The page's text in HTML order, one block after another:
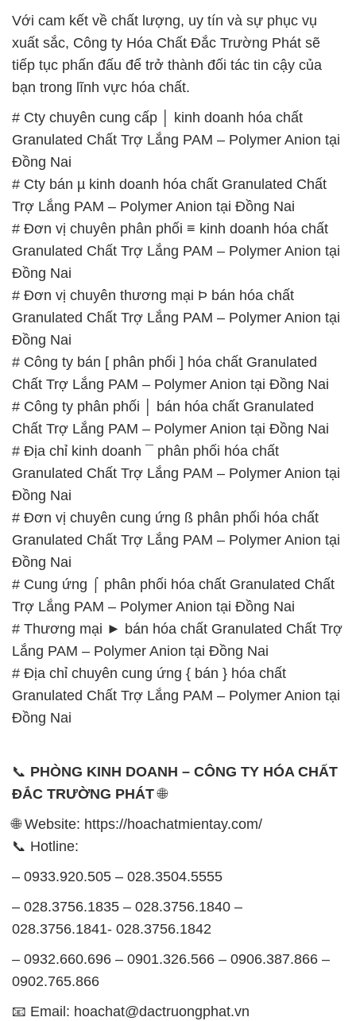
Với cam kết về chất lượng, uy tín và sự phục vụ
xuất sắc, Công ty Hóa Chất Đắc Trường Phát sẽ
tiếp tục phấn đấu để trở thành đối tác tin cậy của
bạn trong lĩnh vực hóa chất.
# Cty chuyên cung cấp │ kinh doanh hóa chất
Granulated Chất Trợ Lắng PAM – Polymer Anion tại
Đồng Nai
# Cty bán µ kinh doanh hóa chất Granulated Chất
Trợ Lắng PAM – Polymer Anion tại Đồng Nai
# Đơn vị chuyên phân phối ≡ kinh doanh hóa chất
Granulated Chất Trợ Lắng PAM – Polymer Anion tại
Đồng Nai
# Đơn vị chuyên thương mại Þ bán hóa chất
Granulated Chất Trợ Lắng PAM – Polymer Anion tại
Đồng Nai
# Công ty bán [ phân phối ] hóa chất Granulated
Chất Trợ Lắng PAM – Polymer Anion tại Đồng Nai
# Công ty phân phối │ bán hóa chất Granulated
Chất Trợ Lắng PAM – Polymer Anion tại Đồng Nai
# Địa chỉ kinh doanh ¯ phân phối hóa chất
Granulated Chất Trợ Lắng PAM – Polymer Anion tại
Đồng Nai
# Đơn vị chuyên cung ứng ß phân phối hóa chất
Granulated Chất Trợ Lắng PAM – Polymer Anion tại
Đồng Nai
# Cung ứng ⌠ phân phối hóa chất Granulated Chất
Trợ Lắng PAM – Polymer Anion tại Đồng Nai
# Thương mại ► bán hóa chất Granulated Chất Trợ
Lắng PAM – Polymer Anion tại Đồng Nai
# Địa chỉ chuyên cung ứng { bán } hóa chất
Granulated Chất Trợ Lắng PAM – Polymer Anion tại
Đồng Nai
📞 PHÒNG KINH DOANH – CÔNG TY HÓA CHẤT
ĐẮC TRƯỜNG PHÁT🌐
🌐 Website: https://hoachatmientay.com/
📞 Hotline:
– 0933.920.505 – 028.3504.5555
– 028.3756.1835 – 028.3756.1840 –
028.3756.1841- 028.3756.1842
– 0932.660.696 – 0901.326.566 – 0906.387.866 –
0902.765.866
📧 Email: hoachat@dactruongphat.vn